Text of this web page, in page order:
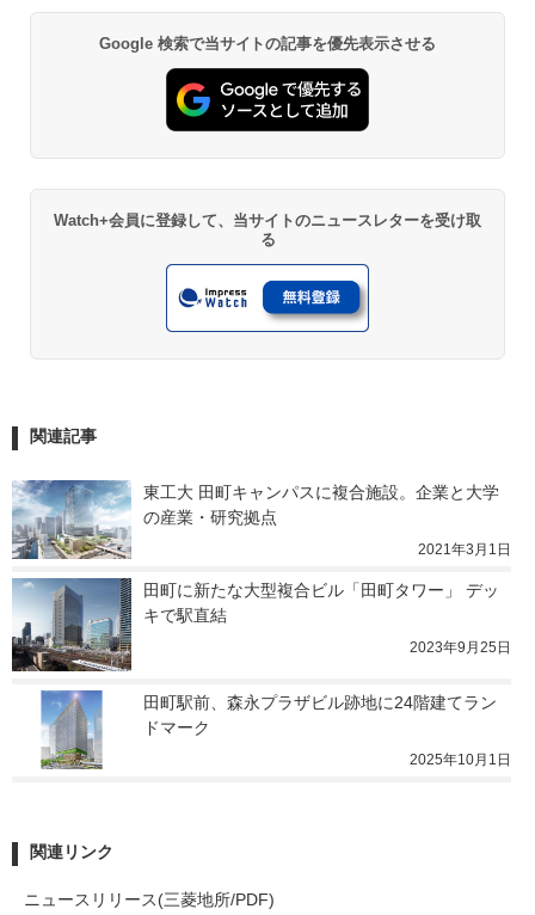
Google 検索で当サイトの記事を優先表示させる
Watch+会員に登録して、当サイトのニュースレターを受け取
る
関連記事
東工大 田町キャンパスに複合施設。企業と大学
の産業・研究拠点
2021年3月1日
田町に新たな大型複合ビル「田町タワー」 デッ
キで駅直結
2023年9月25日
田町駅前、森永プラザビル跡地に24階建てラン
ドマーク
2025年10月1日
関連リンク
ニュースリリース(三菱地所/PDF)